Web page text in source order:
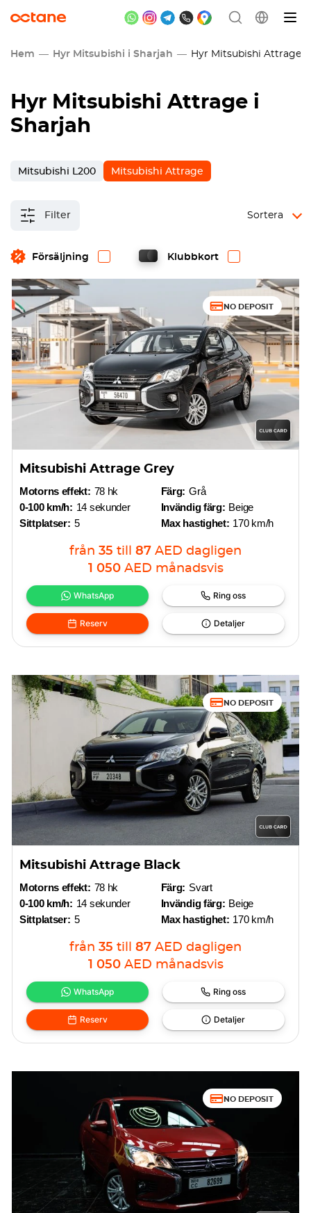
Hem Hyr Mitsubishi i Sharjah Hyr Mitsubishi Attrage i
Hyr Mitsubishi Attrage i
Sharjah
Mitsubishi L200 Mitsubishi Attrage
Filter
Försäljning Klubbkort
Sortera
NO DEPOSIT
Mitsubishi Attrage Grey
Motorns effekt: 78 hk
0-100 km/h: 14 sekunder
Sittplatser: 5
Färg: Grå
Invändig färg: Beige
Max hastighet: 170 km/h
från 35 till 87 AED dagligen
1 050 AED månadsvis
WhatsApp Ring oss
Reserv Detaljer
NO DEPOSIT
Mitsubishi Attrage Black
Motorns effekt: 78 hk
0-100 km/h: 14 sekunder
Sittplatser: 5
Färg: Svart
Invändig färg: Beige
Max hastighet: 170 km/h
från 35 till 87 AED dagligen
1 050 AED månadsvis
WhatsApp Ring oss
Reserv Detaljer
NO DEPOSIT